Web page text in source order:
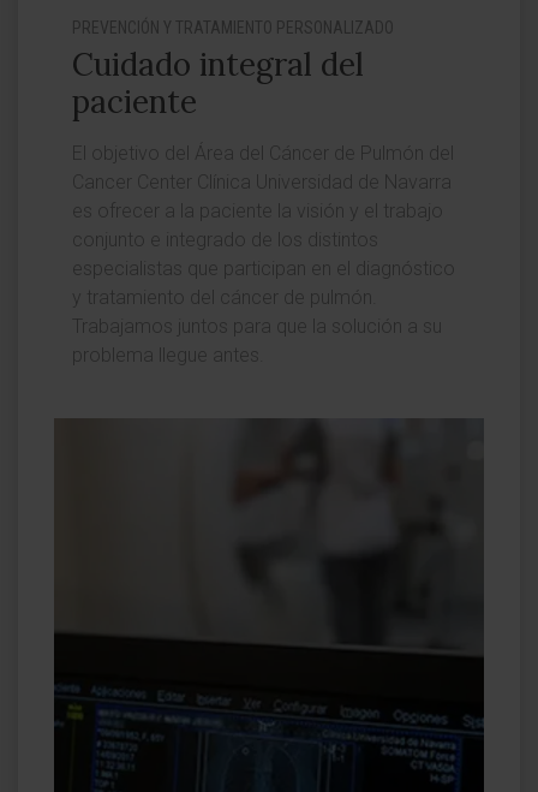
PREVENCIÓN Y TRATAMIENTO PERSONALIZADO
Cuidado integral del
paciente
El objetivo del Área del Cáncer de Pulmón del
Cancer Center Clínica Universidad de Navarra
es ofrecer a la paciente la visión y el trabajo
conjunto e integrado de los distintos
especialistas que participan en el diagnóstico
y tratamiento del cáncer de pulmón.
Trabajamos juntos para que la solución a su
problema llegue antes.